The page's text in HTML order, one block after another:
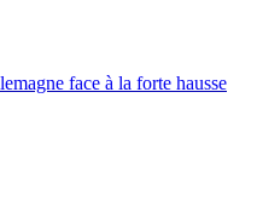
face à la forte hausse